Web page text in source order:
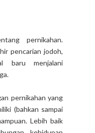
pernikahan.
pencarian jodoh,
baru menjalani
pernikahan yang
(bahkan sampai
Lebih baik